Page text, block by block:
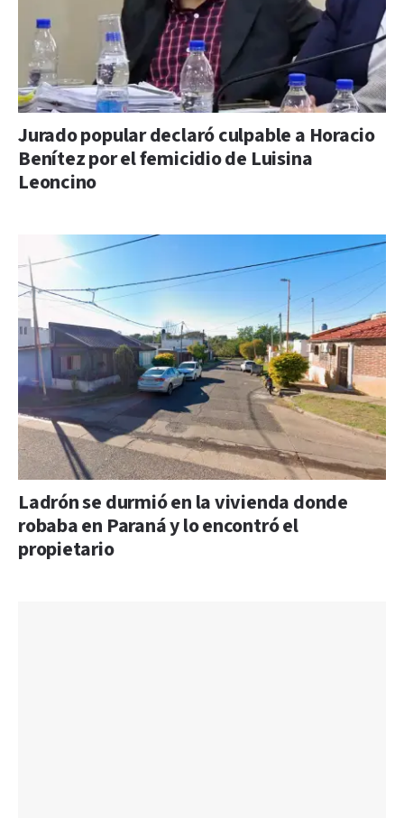
Jurado popular declaró culpable a Horacio
Benítez por el femicidio de Luisina
Leoncino
Ladrón se durmió en la vivienda donde
robaba en Paraná y lo encontró el
propietario